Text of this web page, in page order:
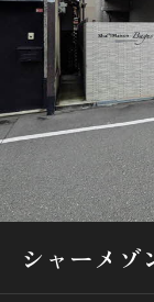
シャーメゾンとは
シャーメ